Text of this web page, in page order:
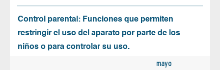
Control parental: Funciones que permiten
restringir el uso del aparato por parte de los
niños o para controlar su uso.
mayo